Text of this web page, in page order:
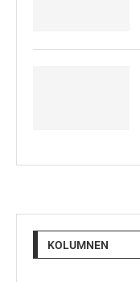
KOLUMNEN